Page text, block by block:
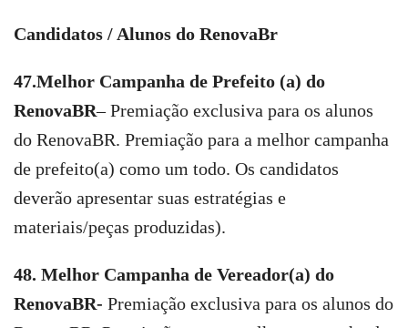
Candidatos / Alunos do RenovaBr
47.Melhor Campanha de Prefeito (a) do
RenovaBR– Premiação exclusiva para os alunos
do RenovaBR. Premiação para a melhor campanha
de prefeito(a) como um todo. Os candidatos
deverão apresentar suas estratégias e
materiais/peças produzidas).
48. Melhor Campanha de Vereador(a) do
RenovaBR- Premiação exclusiva para os alunos do